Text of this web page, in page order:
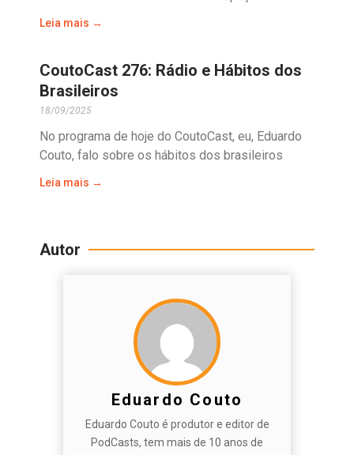
Leia mais →
CoutoCast 276: Rádio e Hábitos dos
Brasileiros
18/09/2025
No programa de hoje do CoutoCast, eu, Eduardo
Couto, falo sobre os hábitos dos brasileiros
Leia mais →
Autor
Eduardo Couto
Eduardo Couto é produtor e editor de
PodCasts, tem mais de 10 anos de